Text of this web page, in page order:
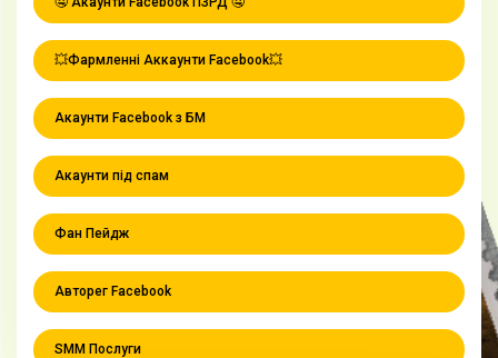
💥Фармленні Аккаунти Facebook💥
Акаунти Facebook з БМ
Акаунти під спам
Фан Пейдж
Авторег Facebook
SMM Послуги